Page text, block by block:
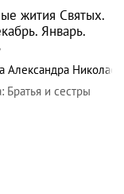
жития Святых.
Январь.
Александра
: Братья и сестры